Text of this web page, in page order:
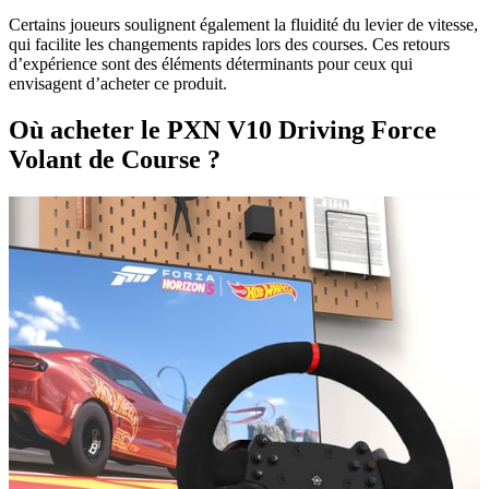
Certains joueurs soulignent également la fluidité du levier de vitesse,
qui facilite les changements rapides lors des courses. Ces retours
d’expérience sont des éléments déterminants pour ceux qui
envisagent d’acheter ce produit.
Où acheter le PXN V10 Driving Force
Volant de Course ?